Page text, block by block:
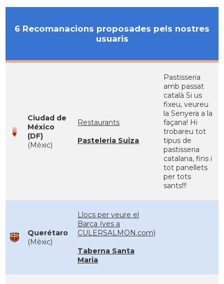
6 Recomanacions proposades pels nostres
usuaris
Ciudad de
México
(DF)
(Mèxic)
Restaurants
Pasteleria Suiza
Pastisseria
amb passat
català Si us
fixeu, veureu
la Senyera a la
façana! Hi
trobareu tot
tipus de
pastisseria
catalana, fins i
tot panellets
per tots
sants!!!
Querétaro
(Mèxic)
Llocs per veure el
Barça (ves a
CULERSALMON.com)
Taberna Santa
Maria